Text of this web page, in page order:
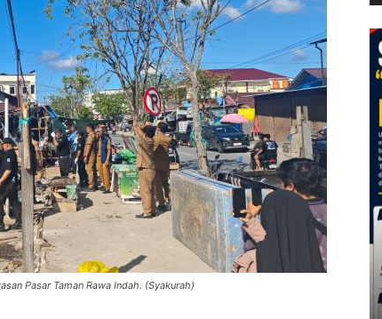
Pasar Taman Rawa Indah. (Syakurah)